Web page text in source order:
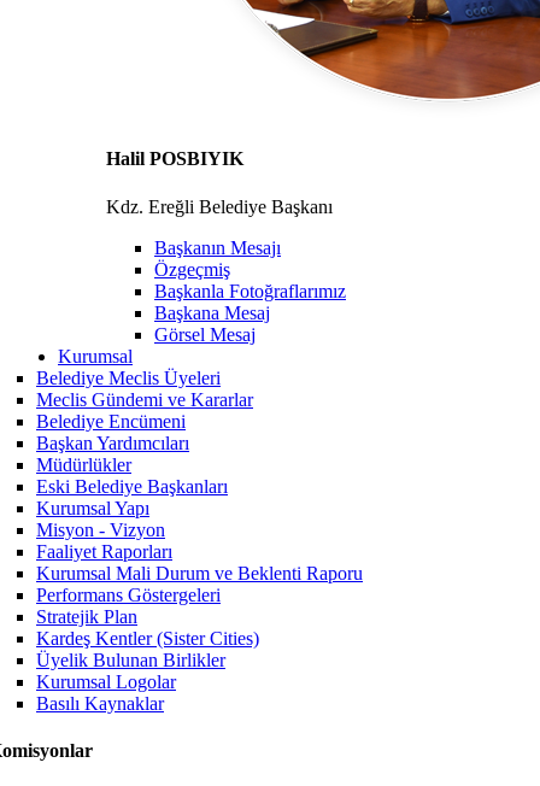
Halil POSBIYIK
Kdz. Ereğli Belediye Başkanı
Başkanın Mesajı
Özgeçmiş
Başkanla Fotoğraflarımız
Başkana Mesaj
Görsel Mesaj
Kurumsal
Belediye Meclis Üyeleri
Meclis Gündemi ve Kararlar
Belediye Encümeni
Başkan Yardımcıları
Müdürlükler
Eski Belediye Başkanları
Kurumsal Yapı
Misyon - Vizyon
Faaliyet Raporları
Kurumsal Mali Durum ve Beklenti Raporu
Performans Göstergeleri
Stratejik Plan
Kardeş Kentler (Sister Cities)
Üyelik Bulunan Birlikler
Kurumsal Logolar
Basılı Kaynaklar